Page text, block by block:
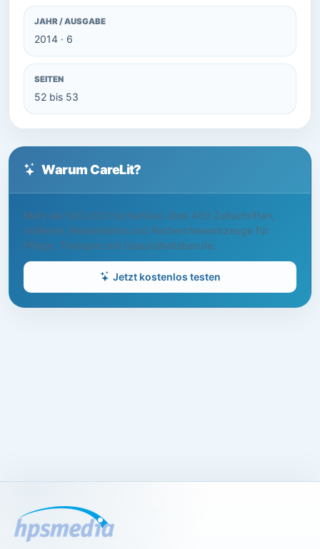
JAHR / AUSGABE
2014 · 6
SEITEN
52 bis 53
Warum CareLit?
Mehr als 500.000 Fachartikel, über 450 Zeitschriften,
Volltexte, Readerlisten und Recherchewerkzeuge für
Pflege, Therapie und Gesundheitsberufe.
Jetzt kostenlos testen